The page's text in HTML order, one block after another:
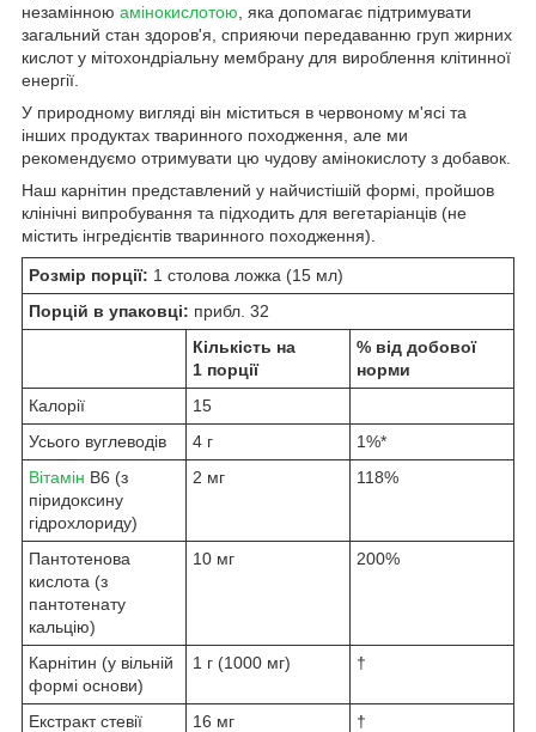
незамінною амінокислотою , яка допомагає підтримувати
загальний стан здоров'я, сприяючи передаванню груп жирних
кислот у мітохондріальну мембрану для вироблення клітинної
енергії.
У природному вигляді він міститься в червоному м'ясі та
інших продуктах тваринного походження, але ми
рекомендуємо отримувати цю чудову амінокислоту з добавок.
Наш карнітин представлений у найчистішій формі, пройшов
клінічні випробування та підходить для вегетаріанців (не
містить інгредієнтів тваринного походження).
Розмір порції: 1 столова ложка (15 мл)
Порцій в упаковці: прибл. 32
Кількість на
1 порції
% від добової
норми
Калорії
15
Усього вуглеводів
4 г
1%*
Вітамін B6 (з
піридоксину
гідрохлориду)
2 мг 118%
Пантотенова
кислота (з
пантотенату
кальцію)
10 мг 200%
Карнітин (у вільній
формі основи)
1 г (1000 мг) †
Екстракт стевії
16 мг †